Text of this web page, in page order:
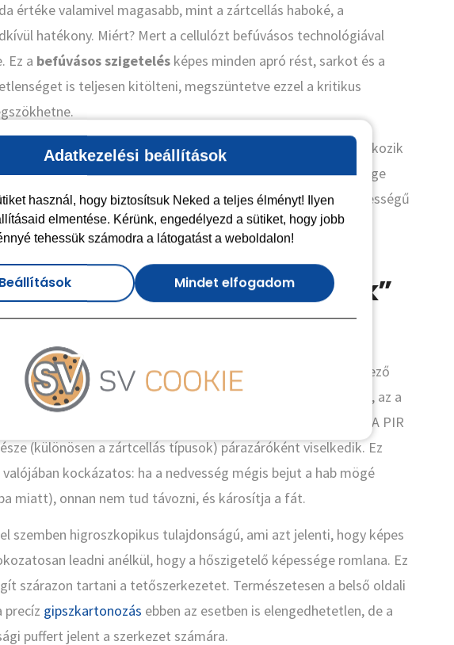
értéke valamivel magasabb, mint a zártcellás haboké, a
hatékony. Miért? Mert a cellulózt befúvásos technológiával
Ez a befúvásos szigetelés képes minden apró rést, sarkot és a
is teljesen kitölteni, megszüntetve ezzel a kritikus
azonban nem a téli fűtésnél, hanem a nyári hőségben mutatkozik
alapú habok hőtároló tömege minimális, így a nyári nap melege
ezzel szemben nagy sűrűségű és kiváló hőtároló képességű
át „visszatartani” a meleget, így a tetőtérben este sem lesz
Hogyan „lélegzik”
egyik legnagyobb veszélyforrás a pára. Ha a lakásban keletkező
légzésből adódóan) bejut a hőszigetelésbe és ott lecsapódik, az a
penészedéshez és a faszerkezet korhadásához vezethet. A PIR
(különösen a zártcellás típusok) párazáróként viselkedik. Ez
kockázatos: ha a nedvesség mégis bejut a hab mögé
miatt), onnan nem tud távozni, és károsítja a fát.
szemben higroszkopikus tulajdonságú, ami azt jelenti, hogy képes
leadni anélkül, hogy a hőszigetelő képessége romlana. Ez
szárazon tartani a tetőszerkezetet. Természetesen a belső oldali
precíz gipszkartonozás ebben az esetben is elengedhetetlen, de a
puffert jelent a szerkezet számára.
Adatkezelési beállítások
használ, hogy biztosítsuk Neked a teljes élményt! Ilyen
elmentése. Kérünk, engedélyezd a sütiket, hogy jobb
tehessük számodra a látogatást a weboldalon!
Beállítások Mindet elfogadom